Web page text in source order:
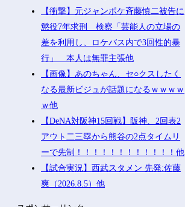
【衝撃】元ジャンポケ斉藤慎二被告に
懲役7年求刑 検察「芸能人の立場の
差を利用し、ロケバス内で3回性的暴
行」 本人は無罪主張他
【画像】あのちゃん、セ○クスしたく
なる最新ビジュが話題になるｗｗｗｗ
ｗ他
【DeNA対阪神15回戦】阪神、2回表2
アウト二三塁から熊谷の2点タイムリ
ーで先制！！！！！！！！！！！！他
【試合実況】西武スタメン 先発:佐藤
爽（2026.8.5）他